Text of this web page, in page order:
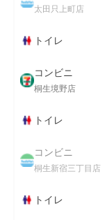
太田只上町店
トイレ
コンビニ
桐生境野店
トイレ
コンビニ
桐生新宿三丁目店
トイレ